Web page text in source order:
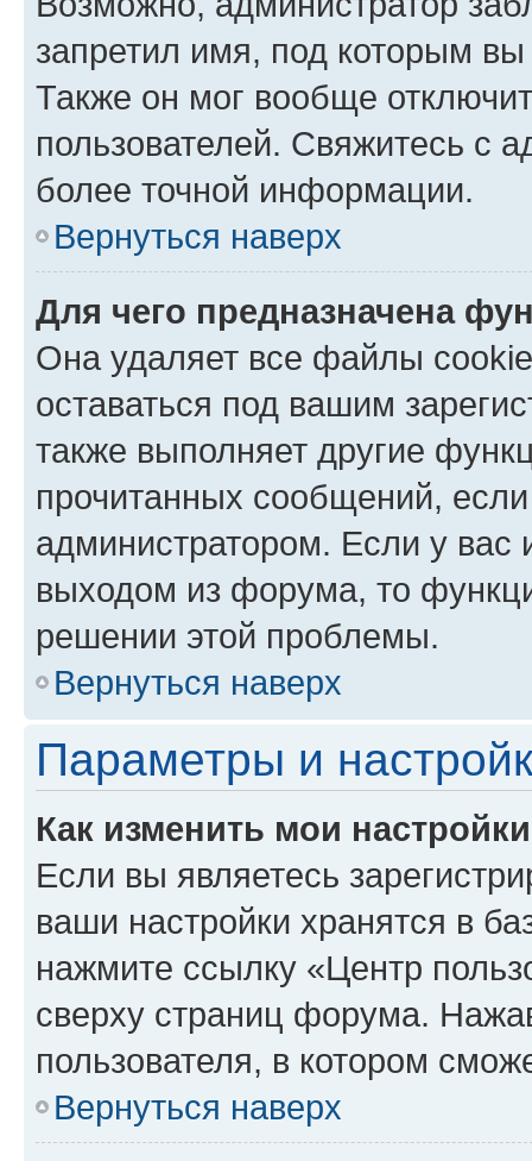
запретил имя, под которым вы
Также он мог вообще
пользователей. Свяжитесь с
более точной информации.
Вернуться наверх
Для чего предназначена
Она удаляет все файлы
оставаться под вашим
также выполняет другие
прочитанных сообщений,
администратором. Если у
выходом из форума, то
решении этой проблемы.
Вернуться наверх
Параметры и
Как изменить мои
Если вы являетесь
ваши настройки хранятся в
нажмите ссылку «Центр
сверху страниц форума.
пользователя, в котором
Вернуться наверх